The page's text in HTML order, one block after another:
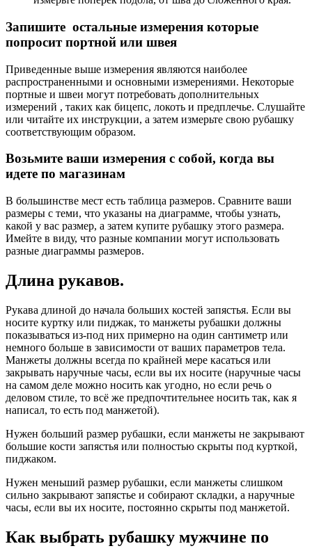
Запишите остальные измерения которые
попросит портной или швея
Приведенные выше измерения являются наиболее
распространенными и основными измерениями. Некоторые
портные и швеи могут потребовать дополнительных
измерений , таких как бицепс, локоть и предплечье. Слушайте
или читайте их инструкции, а затем измерьте свою рубашку
соответствующим образом.
Возьмите ваши измерения с собой, когда вы
идете по магазинам
В большинстве мест есть таблица размеров. Сравните ваши
размеры с теми, что указаны на диаграмме, чтобы узнать,
какой у вас размер, а затем купите рубашку этого размера.
Имейте в виду, что разные компании могут использовать
разные диаграммы размеров.
Длина рукавов.
Рукава длиной до начала больших костей запястья. Если вы
носите куртку или пиджак, то манжеты рубашки должны
показываться из-под них примерно на один сантиметр или
немного больше в зависимости от ваших параметров тела.
Манжеты должны всегда по крайней мере касаться или
закрывать наручные часы, если вы их носите (наручные часы
на самом деле можно носить как угодно, но если речь о
деловом стиле, то всё же предпочтительнее носить так, как я
написал, то есть под манжетой).
Нужен больший размер рубашки, если манжеты не закрывают
большие кости запястья или полностью скрыты под курткой,
пиджаком.
Нужен меньший размер рубашки, если манжеты слишком
сильно закрывают запястье и собирают складки, а наручные
часы, если вы их носите, постоянно скрыты под манжетой.
Как выбрать рубашку мужчине по